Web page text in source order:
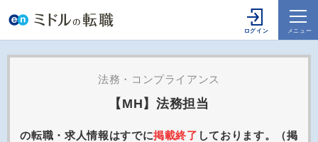
法務・コンプライアンス
【MH】法務担当
の転職・求人情報はすでに掲載終了 しております。（掲